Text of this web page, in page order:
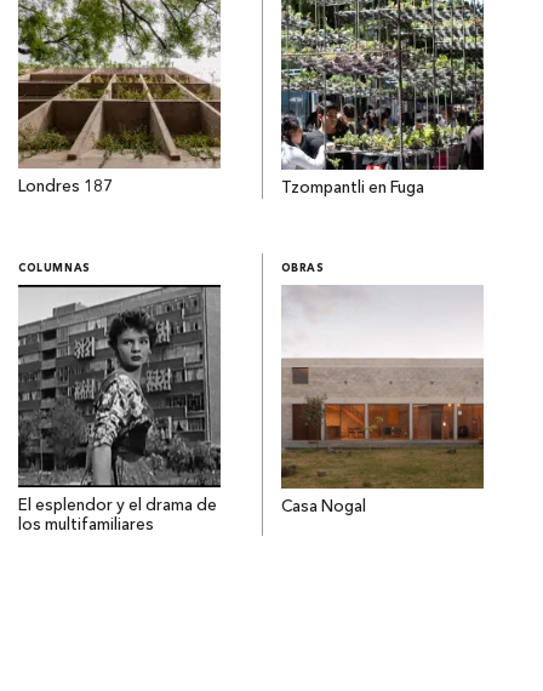
Londres 187 Tzompantli en Fuga
COLUMNAS
El esplendor y el drama de
los multifamiliares
OBRAS
Casa Nogal